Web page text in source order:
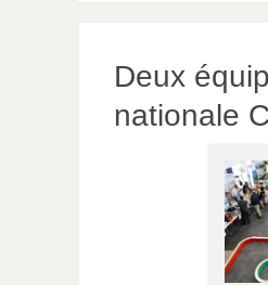
Deux
nationale